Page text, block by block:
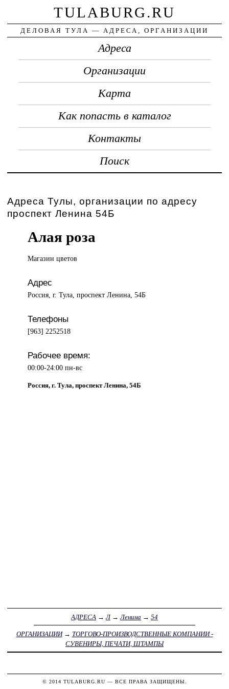
TULABURG.RU
ДЕЛОВАЯ ТУЛА — АДРЕСА, ОРГАНИЗАЦИИ
Адреса
Организации
Карта
Как попасть в каталог
Контакты
Поиск
Адреса Тулы, организации по адресу
проспект Ленина 54Б
Алая роза
Магазин цветов
Адрес
Россия, г. Тула, проспект Ленина, 54Б
Телефоны
[963] 2252518
Рабочее время:
00:00-24:00 пн-вс
Россия, г. Тула, проспект Ленина, 54Б
АДРЕСА →Л→Ленина → 54
ОРГАНИЗАЦИИ→ ТОРГОВО-ПРОИЗВОДСТВЕННЫЕ КОМПАНИИ -
СУВЕНИРЫ, ПЕЧАТИ, ШТАМПЫ
© 2014 TULABURG.RU — ВСЕ ПРАВА ЗАЩИЩЕНЫ.